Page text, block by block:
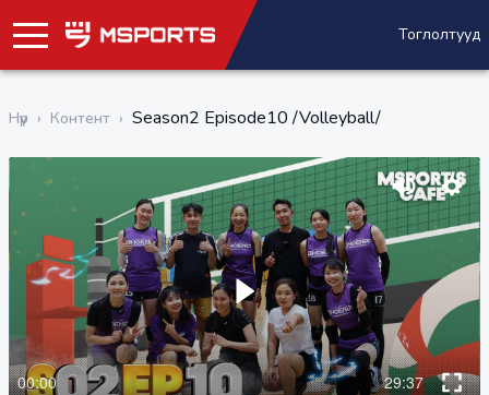
Тоглолтууд
Нүүр › Контент › Season2 Episode10 /Volleyball/